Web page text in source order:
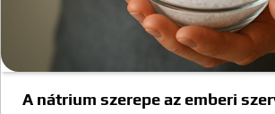
A nátrium szerepe az emberi